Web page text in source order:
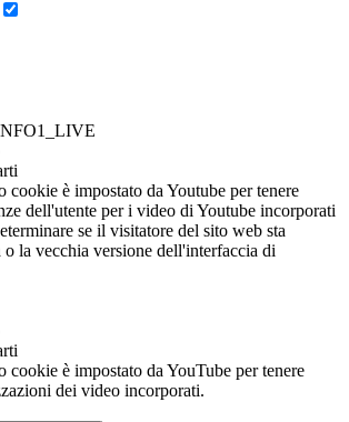
cookie è impostato da Youtube per tenere
dell'utente per i video di Youtube incorporati
se il visitatore del sito web sta
la vecchia versione dell'interfaccia di
cookie è impostato da YouTube per tenere
dei video incorporati.